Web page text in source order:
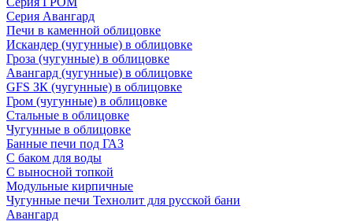
Серия Авангард
Печи в каменной облицовке
Искандер (чугунные) в облицовке
Гроза (чугунные) в облицовке
Авангард (чугунные) в облицовке
GFS ЗК (чугунные) в облицовке
Гром (чугунные) в облицовке
Стальные в облицовке
Чугунные в облицовке
Банные печи под ГАЗ
С баком для воды
С выносной топкой
Модульные кирпичные
Чугунные печи Технолит для русской бани
Авангард